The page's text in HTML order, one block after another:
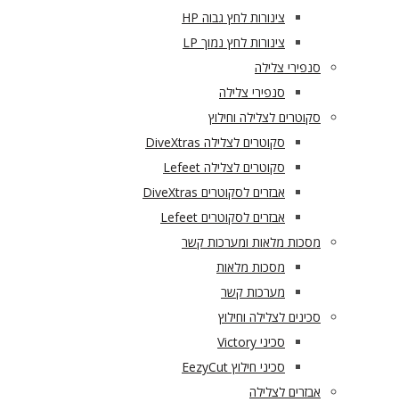
צינורות לחץ גבוה HP
צינורות לחץ נמוך LP
סנפירי צלילה
סנפירי צלילה
סקוטרים לצלילה וחילוץ
סקוטרים לצלילה DiveXtras
סקוטרים לצלילה Lefeet
אבזרים לסקוטרים DiveXtras
אבזרים לסקוטרים Lefeet
מסכות מלאות ומערכות קשר
מסכות מלאות
מערכות קשר
סכינים לצלילה וחילוץ
סכיני Victory
סכיני חילוץ EezyCut
אבזרים לצלילה